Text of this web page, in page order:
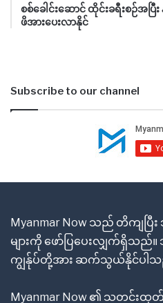
စစ်ခေါင်းဆောင် ထိုင်းခရီးစဉ်အပ
ဖိအားပေးလာနိုင်
Subscribe to our channel
Myanmar Now သည် တိကျ
များကို ဖော်ပြပေးလျှက်ရှိသည်
ကျွန်ုပ်တို့အား ဆက်သွယ်နိုင်ပါ
Myanmar Now ၏ သတင်း